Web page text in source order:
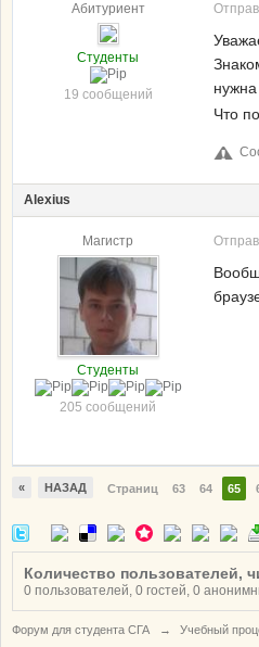
Абитуриент
Студенты
19 сообщений
Что
Alexius
Магистр
Студенты
205 сообщений
« НАЗАД Страниц 63 64 65
Количество пользователей,
0 пользователей, 0 гостей, 0
Форум для студента СГА → Учебный